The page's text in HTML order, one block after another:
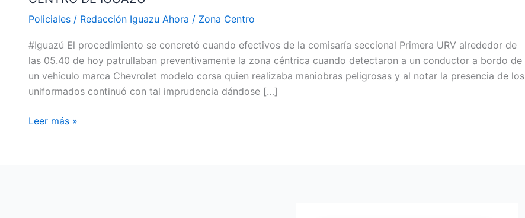
Policiales / Redacción Iguazu Ahora / Zona Centro
#Iguazú El procedimiento se concretó cuando efectivos de la comisaría seccional Primera URV alrededor de
las 05.40 de hoy patrullaban preventivamente la zona céntrica cuando detectaron a un conductor a bordo de
un vehículo marca Chevrolet modelo corsa quien realizaba maniobras peligrosas y al notar la presencia de los
uniformados continuó con tal imprudencia dándose […]
POR
MANIOBRAS
PELIGROSAS
EN
PLENO
DE
Leer más »